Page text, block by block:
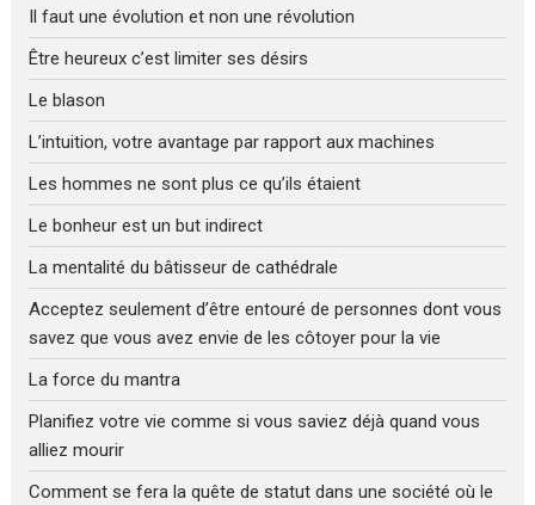
Il faut une évolution et non une révolution
Être heureux c’est limiter ses désirs
Le blason
L’intuition, votre avantage par rapport aux machines
Les hommes ne sont plus ce qu’ils étaient
Le bonheur est un but indirect
La mentalité du bâtisseur de cathédrale
Acceptez seulement d’être entouré de personnes dont vous
savez que vous avez envie de les côtoyer pour la vie
La force du mantra
Planifiez votre vie comme si vous saviez déjà quand vous
alliez mourir
Comment se fera la quête de statut dans une société où le